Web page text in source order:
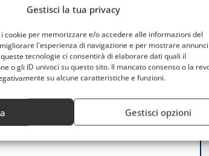
Gestisci la tua privacy
cookie per memorizzare e/o accedere alle informazioni del
l'esperienza di navigazione e per mostrare
tecnologie ci consentirà di elaborare dati quali il
o gli ID univoci su questo sito. Il mancato consenso o la
su alcune caratteristiche e funzioni.
Gestisci opzioni
globale del fisico. Durante